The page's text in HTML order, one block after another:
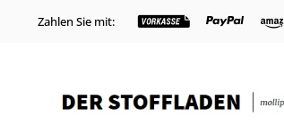
Zahlen Sie mit: